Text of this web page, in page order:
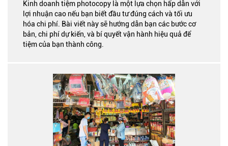
Kinh doanh tiệm photocopy là một lựa chọn hấp dẫn với
lợi nhuận cao nếu bạn biết đầu tư đúng cách và tối ưu
hóa chi phí. Bài viết này sẽ hướng dẫn bạn các bước cơ
bản, chi phí dự kiến, và bí quyết vận hành hiệu quả để
tiệm của bạn thành công.